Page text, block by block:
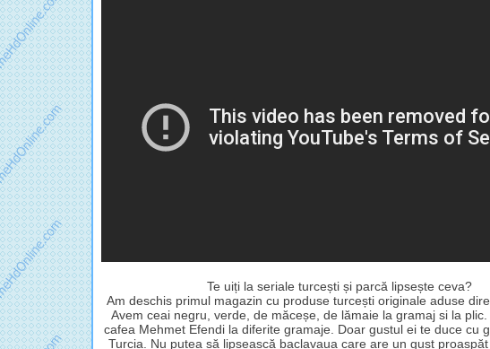
Te uiți la seriale turcești și parcă lipsește ceva?
Am deschis primul magazin cu produse turcești originale aduse
Avem ceai negru, verde, de măceșe, de lămaie la gramaj si la plic.
cafea Mehmet Efendi la diferite gramaje. Doar gustul ei te duce cu
Turcia. Nu putea să lipsească baclavaua care are un gust